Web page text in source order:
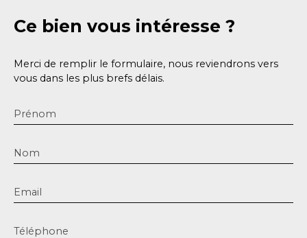
Ce bien vous intéresse ?
Merci de remplir le formulaire, nous reviendrons vers
vous dans les plus brefs délais.
Prénom
Nom
Email
Téléphone